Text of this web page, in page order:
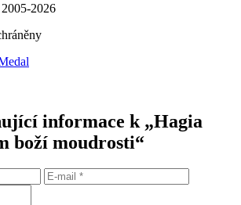
2026
informace k „Hagia
boží moudrosti“